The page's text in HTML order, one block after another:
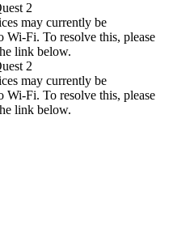
2
may currently be
Fi. To resolve this, please
link below.
2
may currently be
Fi. To resolve this, please
link below.